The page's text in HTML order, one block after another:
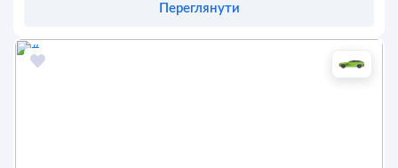
Переглянути
Оставить заявку